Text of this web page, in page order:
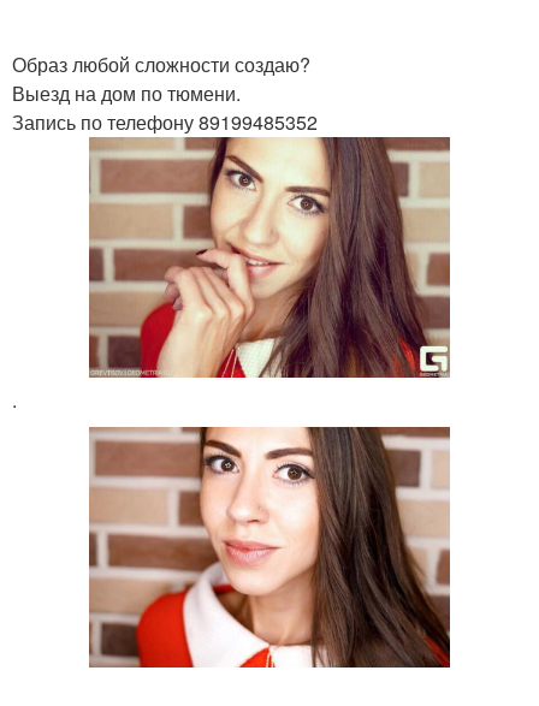
Образ любой сложности создаю?
Выезд на дом по тюмени.
Запись по телефону 89199485352
.